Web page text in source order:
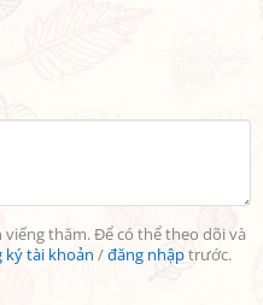
thăm. Để có thể theo dõi và
ký tài khoản /đăng nhậptrước.